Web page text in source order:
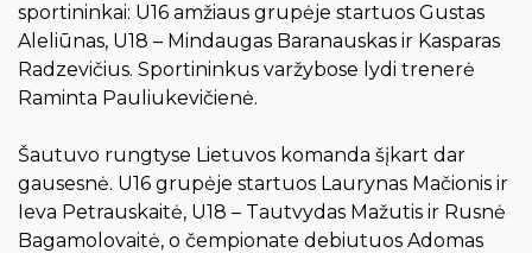
sportininkai: U16 amžiaus grupėje startuos Gustas
Aleliūnas, U18 – Mindaugas Baranauskas ir Kasparas
Radzevičius. Sportininkus varžybose lydi trenerė
Raminta Pauliukevičienė.
Šautuvo rungtyse Lietuvos komanda šįkart dar
gausesnė. U16 grupėje startuos Laurynas Mačionis ir
Ieva Petrauskaitė, U18 – Tautvydas Mažutis ir Rusnė
Bagamolovaitė, o čempionate debiutuos Adomas